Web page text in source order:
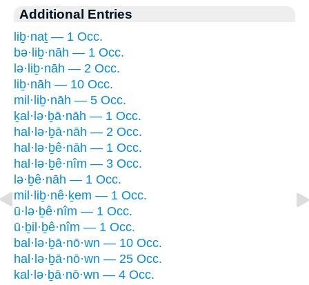
Additional Entries
liḇ·naṯ — 1 Occ.
bə·liḇ·nāh — 1 Occ.
lə·liḇ·nāh — 2 Occ.
liḇ·nāh — 10 Occ.
mil·liḇ·nāh — 5 Occ.
ḵal·lə·ḇā·nāh — 1 Occ.
hal·lə·ḇā·nāh — 2 Occ.
hal·lə·ḇê·nāh — 1 Occ.
hal·lə·ḇê·nîm — 3 Occ.
lə·ḇê·nāh — 1 Occ.
mil·liḇ·nê·ḵem — 1 Occ.
ū·lə·ḇê·nîm — 1 Occ.
ū·ḇil·ḇê·nîm — 1 Occ.
bal·lə·ḇā·nō·wn — 10 Occ.
hal·lə·ḇā·nō·wn — 25 Occ.
kal·lə·ḇā·nō·wn — 4 Occ.